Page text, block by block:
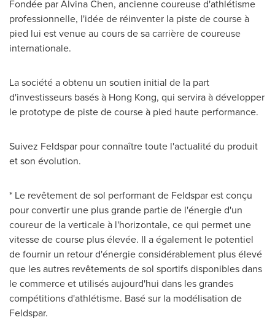
Fondée parAlvina Chen, ancienne coureuse d'athlétisme
professionnelle, l'idée de réinventer la piste de course à
pied lui est venue au cours de sa carrière de coureuse
internationale.
La société a obtenu un soutien initial de la part
d'investisseurs basés à Hong Kong, qui servira à développer
le prototype de piste de course à pied haute performance.
Suivez Feldspar pour connaître toute l'actualité du produit
et son évolution.
* Le revêtement de sol performant de Feldspar est conçu
pour convertir une plus grande partie de l'énergie d'un
coureur de la verticale à l'horizontale, ce qui permet une
vitesse de course plus élevée. Il a également le potentiel
de fournir un retour d'énergie considérablement plus élevé
que les autres revêtements de sol sportifs disponibles dans
le commerce et utilisés aujourd'hui dans les grandes
compétitions d'athlétisme. Basé sur la modélisation de
Feldspar.